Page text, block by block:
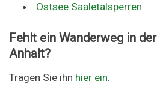
Ostsee Saaletalsperren
Fehlt ein Wanderweg in
Anhalt?
Tragen Sie ihn hier ein.